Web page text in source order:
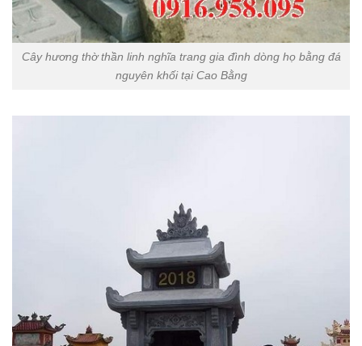
Cây hương thờ thần linh nghĩa trang gia đình dòng họ bằng đá
nguyên khối tại Cao Bằng